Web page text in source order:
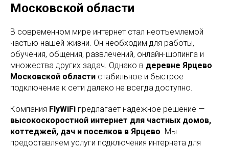
Московской области
В современном мире интернет стал неотъемлемой
частью нашей жизни. Он необходим для работы,
обучения, общения, развлечений, онлайн-шопинга и
множества других задач. Однако в деревне Ярцево
Московской области стабильное и быстрое
подключение к сети далеко не всегда доступно.
Компания FlyWiFi предлагает надежное решение —
высокоскоростной интернет для частных домов,
коттеджей, дач и поселков в Ярцево. Мы
предоставляем услуги подключения интернета для